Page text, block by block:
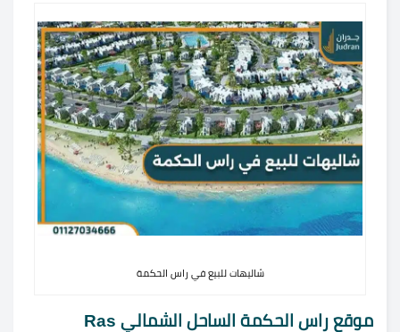
شاليهات للبيع في راس الحكمة
موقع راس الحكمة الساحل الشمالي Ras